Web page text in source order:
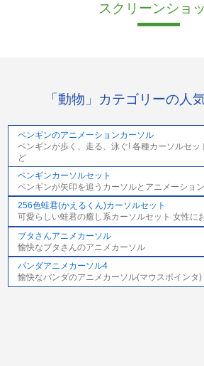
スクリーンショ
「動物」カテゴリーの人
ペンギンのアニメーションカーソル
ペンギンが歩く、走る、泳ぐ! 各種カーソルセッ
ど
ペンギンカーソルセット
ペンギンが矢印を追うカーソルとアニメーショ
256色蛙君(かえるくん)カーソルセット
可愛らしい蛙君の癒し系カーソルセット 女性に
ブタさんアニメカーソル
愉快なブタさんのアニメカーソル
パンダアニメカーソル4
愉快なパンダのアニメカーソル(マウスポインタ)